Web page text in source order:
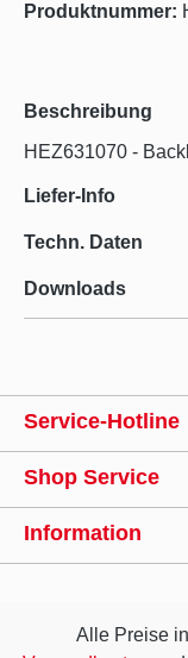
Produktnummer:
Beschreibung
HEZ631070 -
Liefer-Info
Techn. Daten
Downloads
Service-Hotline
Shop Service
Information
Alle Preise